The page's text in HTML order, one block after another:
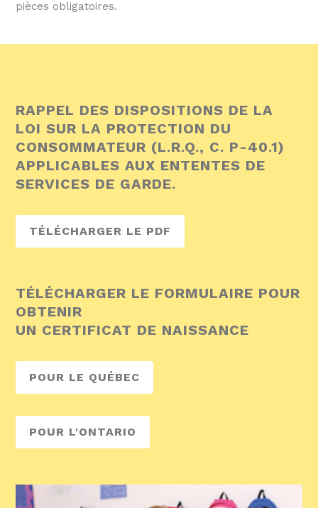
pièces obligatoires.
RAPPEL DES DISPOSITIONS DE LA
LOI SUR LA PROTECTION DU
CONSOMMATEUR (L.R.Q., C. P-40.1)
APPLICABLES AUX ENTENTES DE
SERVICES DE GARDE.
TÉLÉCHARGER LE PDF
TÉLÉCHARGER LE FORMULAIRE POUR
OBTENIR
UN CERTIFICAT DE NAISSANCE
POUR LE QUÉBEC
POUR L'ONTARIO